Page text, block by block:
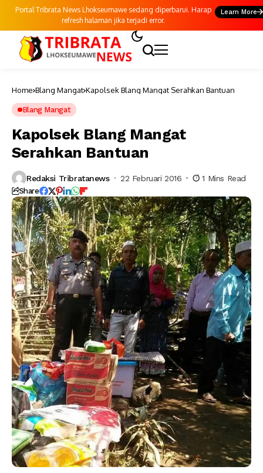
Portal Tribrata News Lhokseumawe sedang diperbarui. Harap
refresh halaman jika terjadi error.
Learn More
Home Blang Mangat Kapolsek Blang Mangat Serahkan Bantuan
Blang Mangat
Kapolsek Blang Mangat
Serahkan Bantuan
Redaksi Tribratanews 22 Februari 2016 1 Mins Read
Share